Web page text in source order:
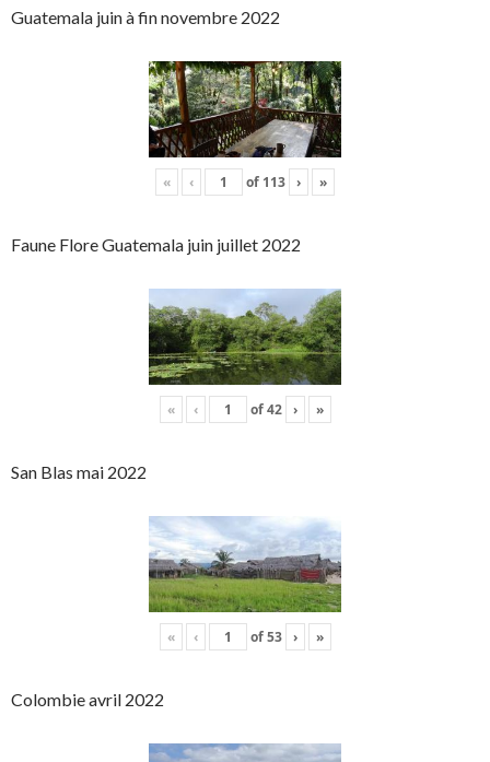
Guatemala juin à fin novembre 2022
« ‹ of 113 › »
Faune Flore Guatemala juin juillet 2022
« ‹ of42 › »
San Blas mai 2022
« ‹ of53 › »
Colombie avril 2022